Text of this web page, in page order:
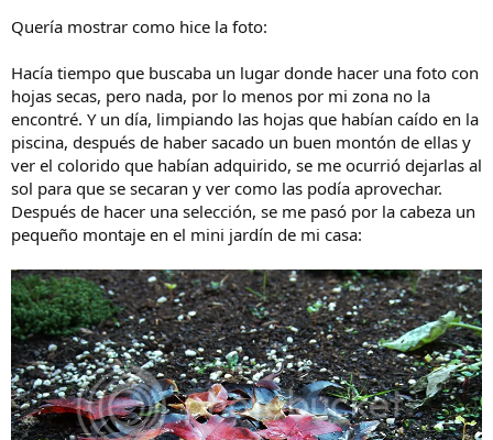
e
a
Quería mostrar como hice la foto:
Hacía tiempo que buscaba un lugar donde hacer una foto con
hojas secas, pero nada, por lo menos por mi zona no la
encontré. Y un día, limpiando las hojas que habían caído en la
piscina, después de haber sacado un buen montón de ellas y
ver el colorido que habían adquirido, se me ocurrió dejarlas al
sol para que se secaran y ver como las podía aprovechar.
Después de hacer una selección, se me pasó por la cabeza un
pequeño montaje en el mini jardín de mi casa: